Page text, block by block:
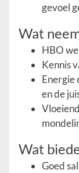
gevoel
Wat
HBO
Kennis
Energie
en de
Wat
Goed